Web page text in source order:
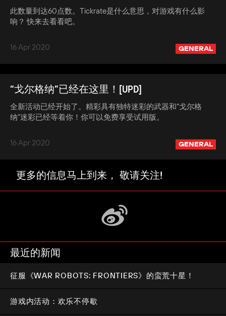
此数量到达60点数。Tickrate是什么意思，对游戏有什么影
响？ 快来去看看吧。
16 Apr 2020 GENERAL
“戈尔格纳”已经在这里！[UPD]
全新活动已经开始了。精彩具有独特迷彩的武器和“戈尔格
纳”迷彩已经等着你！你可以免费享受试用版。
16 Apr 2020 GENERAL
更多的信息马上到来， 敬请关注!
最近的新闻
征服《WAR ROBOTS: FRONTIERS》的蛮荒十星！
游戏内活动：欢乐不停歇